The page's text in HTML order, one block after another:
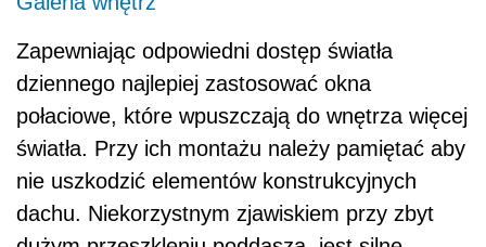
Zapewniając odpowiedni dostęp światła
dziennego najlepiej zastosować okna
połaciowe, które wpuszczają do wnętrza więcej
światła. Przy ich montażu należy pamiętać aby
nie uszkodzić elementów konstrukcyjnych
dachu. Niekorzystnym zjawiskiem przy zbyt